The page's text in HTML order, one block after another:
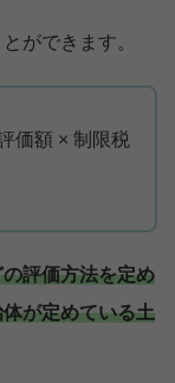
ができます。
価額 × 制限税
評価方法を定め
が定めている土